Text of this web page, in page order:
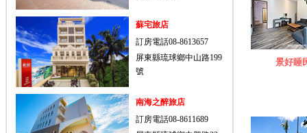
蘇宅旅店
訂房電話08-8613657
屏東縣琉球鄉中山路199
號
南海之醉旅店
訂房電話08-8611689
景好睡